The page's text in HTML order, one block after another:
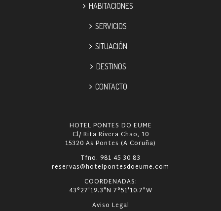
HABITACIONES
SERVICIOS
SITUACIÓN
DESTINOS
CONTACTO
HOTEL PONTES DO EUME
Cl/ Rita Rivera Chao, 10
15320 As Pontes (A Coruña)
Tfno. 981 45 30 83
reservas@hotelpontesdoeume.com
COORDENADAS:
43°27'19.3"N 7°51'10.7"W
Aviso Legal